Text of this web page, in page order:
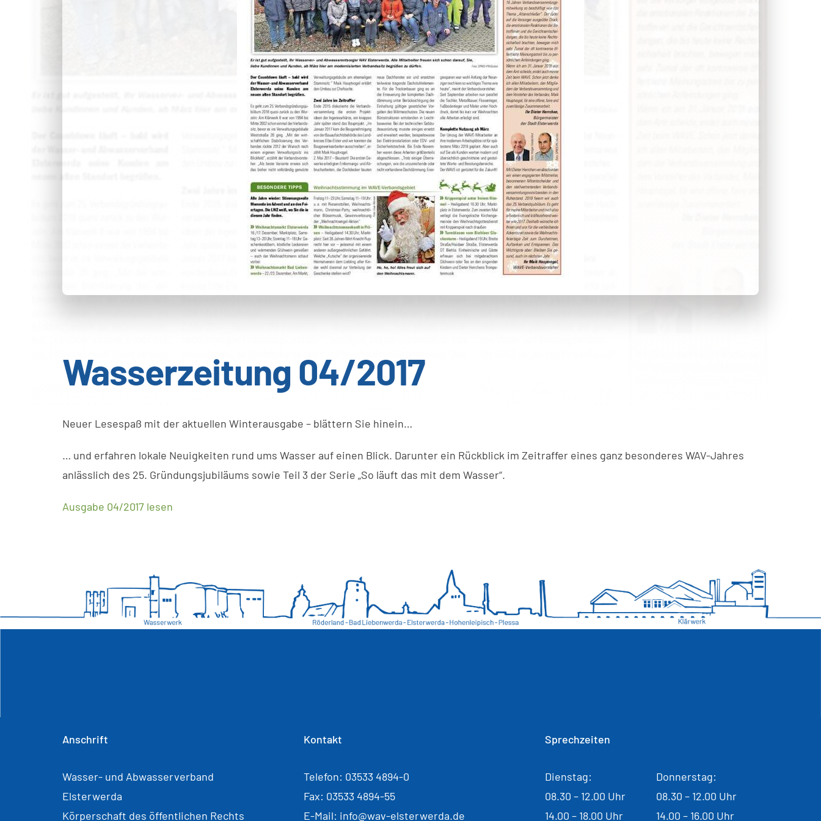
Wasserzeitung 04/2017
Neuer Lesespaß mit der aktuellen Winterausgabe – blättern Sie hinein…
… und erfahren lokale Neuigkeiten rund ums Wasser auf einen Blick. Darunter ein Rückblick im Zeitraffer eines ganz besonderes WAV-Jahres
anlässlich des 25. Gründungsjubiläums sowie Teil 3 der Serie „So läuft das mit dem Wasser“.
Ausgabe 04/2017 lesen
Anschrift
Wasser- und Abwasserverband
Elsterwerda
Körperschaft des öffentlichen Rechts
Kontakt
Telefon: 03533 4894-0
Fax: 03533 4894-55
E-Mail: info@wav-elsterwerda.de
Sprechzeiten
Dienstag:
08.30 – 12.00 Uhr
14.00 – 18.00 Uhr
Donnerstag:
08.30 – 12.00 Uhr
14.00 – 16.00 Uhr